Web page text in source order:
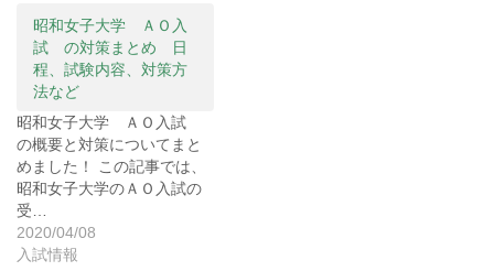
) ィ
ン
ド
ウ
で
開
す
)
)
昭和女子大学 ＡＯ入
試 の対策まとめ 日
程、試験内容、対策方
法など
昭和女子大学 ＡＯ入試
の概要と対策についてまと
めました！ この記事では、
昭和女子大学のＡＯ入試の
受…
2020/04/08
入試情報